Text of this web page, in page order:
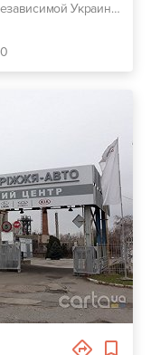
г. Запорожье, улица Независимой Украины, 56А